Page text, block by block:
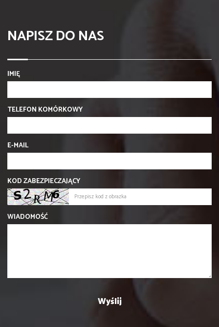
NAPISZ DO NAS
IMIĘ
TELEFON KOMÓRKOWY
E-MAIL
KOD ZABEZPIECZAJĄCY
WIADOMOŚĆ